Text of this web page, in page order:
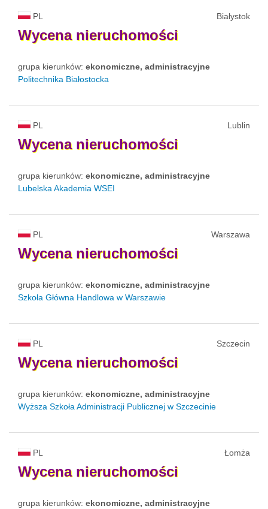
PL Białystok
Wycena nieruchomości
grupa kierunków: ekonomiczne, administracyjne
Politechnika Białostocka
PL Lublin
Wycena nieruchomości
grupa kierunków: ekonomiczne, administracyjne
Lubelska Akademia WSEI
PL Warszawa
Wycena nieruchomości
grupa kierunków: ekonomiczne, administracyjne
Szkoła Główna Handlowa w Warszawie
PL Szczecin
Wycena nieruchomości
grupa kierunków: ekonomiczne, administracyjne
Wyższa Szkoła Administracji Publicznej w Szczecinie
PL Łomża
Wycena nieruchomości
grupa kierunków: ekonomiczne, administracyjne